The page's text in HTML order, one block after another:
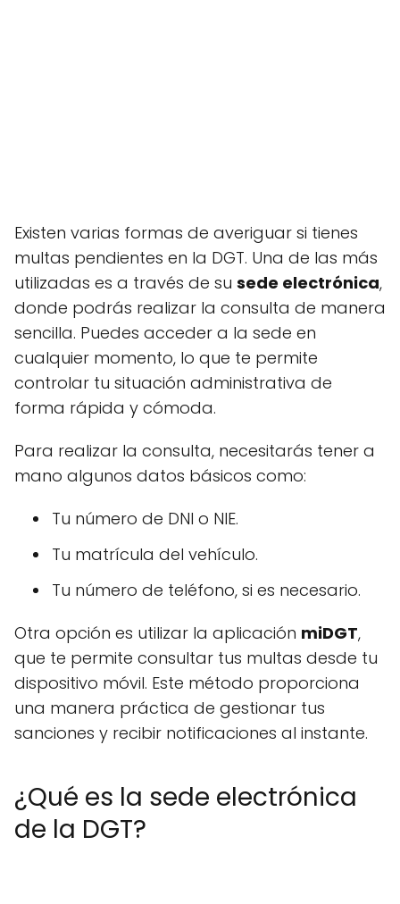
Existen varias formas de averiguar si tienes
multas pendientes en la DGT. Una de las más
utilizadas es a través de su sede electrónica,
donde podrás realizar la consulta de manera
sencilla. Puedes acceder a la sede en
cualquier momento, lo que te permite
controlar tu situación administrativa de
forma rápida y cómoda.
Para realizar la consulta, necesitarás tener a
mano algunos datos básicos como:
Tu número de DNI o NIE.
Tu matrícula del vehículo.
Tu número de teléfono, si es necesario.
Otra opción es utilizar la aplicación miDGT,
que te permite consultar tus multas desde tu
dispositivo móvil. Este método proporciona
una manera práctica de gestionar tus
sanciones y recibir notificaciones al instante.
¿Qué es la sede electrónica
de la DGT?